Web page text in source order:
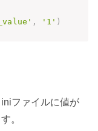
, '1' )
ファイルに値が
。